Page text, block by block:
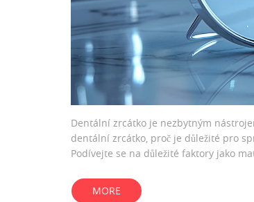
Dentální zrcátko je nezbytným
dentální zrcátko, proč je důležité pro
Podívejte se na důležité faktory jako
MORE